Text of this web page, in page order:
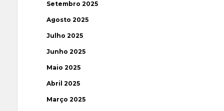
Setembro 2025
Agosto 2025
Julho 2025
Junho 2025
Maio 2025
Abril 2025
Março 2025